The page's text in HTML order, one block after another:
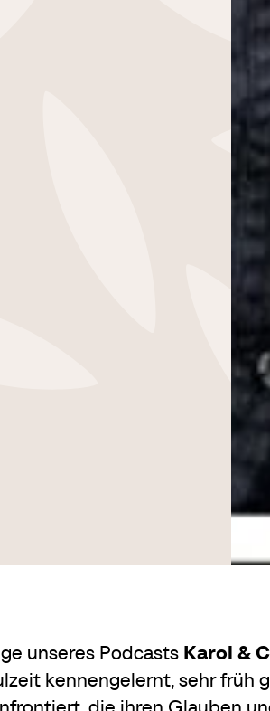
unseres Podcasts Karol &
kennengelernt, sehr